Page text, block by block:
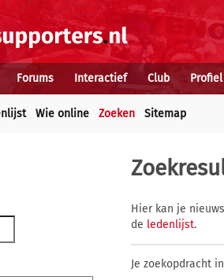
Forums Interactief Club Profiel
Wie online Zoeken Sitemap
Hier kan je
de ledenlijst.
Je zoekopdracht in